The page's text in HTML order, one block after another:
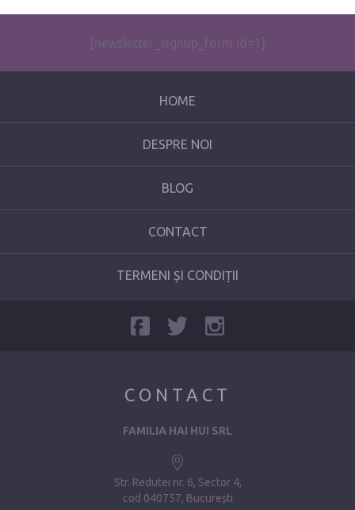
[newsletter_signup_form id=1]
HOME
DESPRE NOI
BLOG
CONTACT
TERMENI ȘI CONDIȚII
CONTACT
FAMILIA HAI HUI SRL
Str. Redutei nr. 6, Sector 4
cod 040757, București